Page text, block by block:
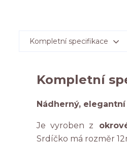
Kompletní specifikace
Kompletní
Nádherný,
Je vyroben z
Srdíčko má rozměr